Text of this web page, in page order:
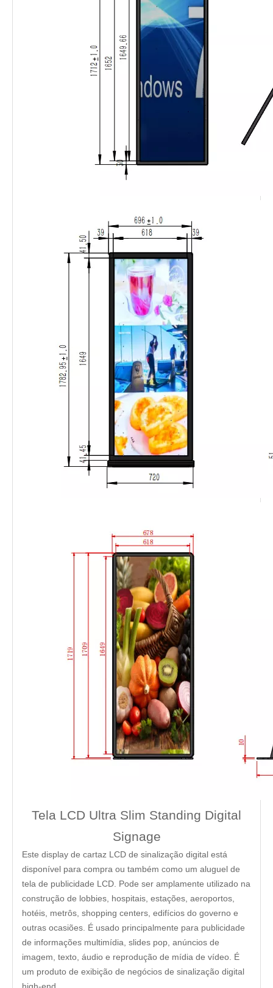
Tela LCD Ultra Slim Standing Digital
Signage
Este display de cartaz LCD de sinalização digital está
disponível para compra ou também como um aluguel de
tela de publicidade LCD. Pode ser amplamente utilizado na
construção de lobbies, hospitais, estações, aeroportos,
hotéis, metrôs, shopping centers, edifícios do governo e
outras ocasiões. É usado principalmente para publicidade
de informações multimídia, slides pop, anúncios de
imagem, texto, áudio e reprodução de mídia de vídeo. É
um produto de exibição de negócios de sinalização digital